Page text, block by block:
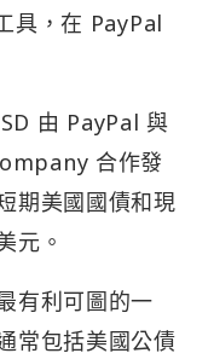
具，在 PayPal
由 PayPal 與
合作發
期美國國債和現
元。
有利可圖的一
常包括美國公債